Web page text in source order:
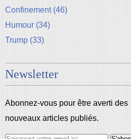
Confinement(46)
Humour (34)
Trump (33)
Newsletter
Abonnez-vous pour être averti des
nouveaux articles publiés.